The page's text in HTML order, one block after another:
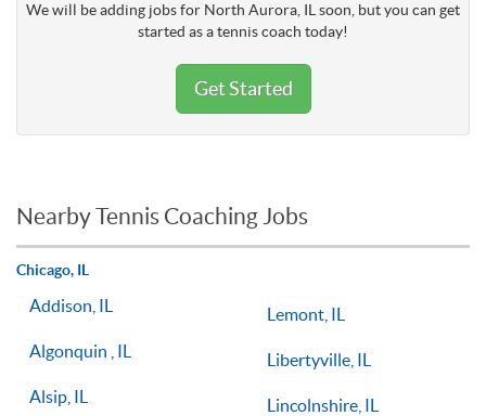
We will be adding jobs for North Aurora, IL soon, but you can get
started as a tennis coach today!
Get Started
Nearby Tennis Coaching Jobs
Chicago, IL
Addison, IL
Algonquin , IL
Alsip, IL
Lemont, IL
Libertyville, IL
Lincolnshire, IL